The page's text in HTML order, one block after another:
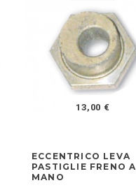
13,00 €
ECCENTRICO LEVA
PASTIGLIE FRENO A
MANO